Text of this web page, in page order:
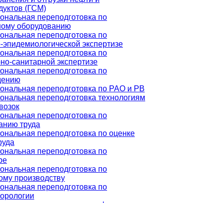
(ГСМ)
переподготовка по
оборудованию
переподготовка по
эпидемиологической экспертизе
переподготовка по
санитарной экспертизе
переподготовка по
переподготовка по РАО и РВ
переподготовка технологиям
переподготовка по
труда
переподготовка по оценке
переподготовка по
переподготовка по
производству
переподготовка по